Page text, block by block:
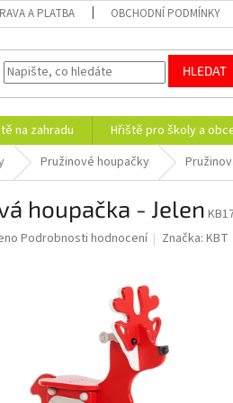
A PLATBA OBCHODNÍ PODMÍNKY
HLEDAT
na zahradu Hřiště pro školy a
Pružinové houpačky
houpačka - Jelen
Podrobnosti hodnocení Značka:KBT